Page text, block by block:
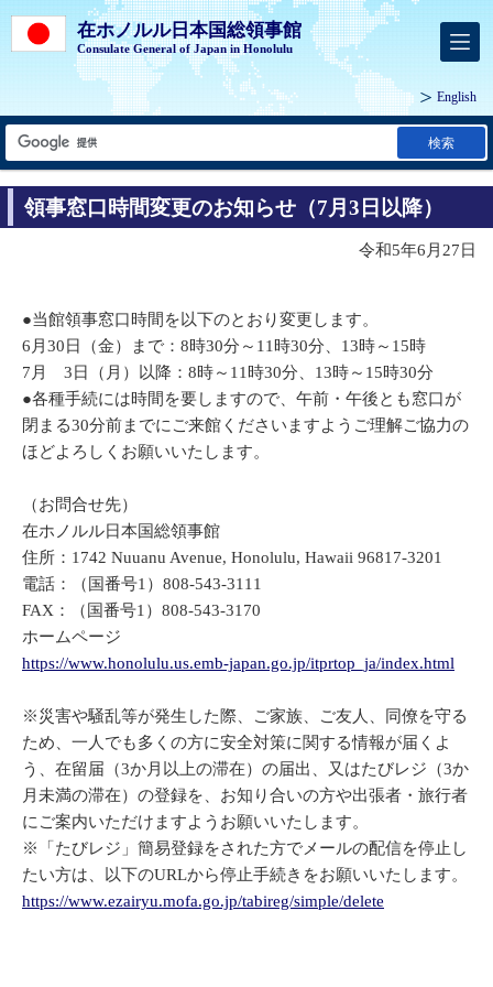
在ホノルル日本国総領事館
Consulate General of Japan in Honolulu
English
検索
領事窓口時間変更のお知らせ（7月3日以降）
令和5年6月27日
●当館領事窓口時間を以下のとおり変更します。
6月30日（金）まで：8時30分～11時30分、13時～15時
7月 3日（月）以降：8時～11時30分、13時～15時30分
●各種手続には時間を要しますので、午前・午後とも窓口が
閉まる30分前までにご来館くださいますようご理解ご協力の
ほどよろしくお願いいたします。
（お問合せ先）
在ホノルル日本国総領事館
住所：1742 Nuuanu Avenue, Honolulu, Hawaii 96817-3201
電話：（国番号1）808-543-3111
FAX：（国番号1）808-543-3170
ホームページ
https://www.honolulu.us.emb-japan.go.jp/itprtop_ja/index.html
※災害や騒乱等が発生した際、ご家族、ご友人、同僚を守る
ため、一人でも多くの方に安全対策に関する情報が届くよ
う、在留届（3か月以上の滞在）の届出、又はたびレジ（3か
月未満の滞在）の登録を、お知り合いの方や出張者・旅行者
にご案内いただけますようお願いいたします。
※「たびレジ」簡易登録をされた方でメールの配信を停止し
たい方は、以下のURLから停止手続きをお願いいたします。
https://www.ezairyu.mofa.go.jp/tabireg/simple/delete